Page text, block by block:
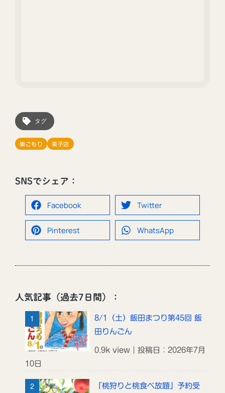
タグ
巣ごもり 菓子店
SNSでシェア：
Facebook Twitter
Pinterest WhatsApp
人気記事（過去7日間）：
8/1（土）飯田まつり第45回 飯
田りんごん
0.9k view｜投稿日：2026年7月
10日
「桃狩りと桃食べ放題」予約受